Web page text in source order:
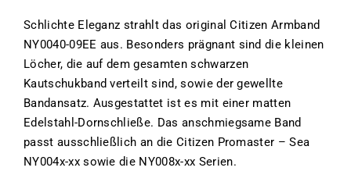
Schlichte Eleganz strahlt das original Citizen Armband
NY0040-09EE aus. Besonders prägnant sind die kleinen
Löcher, die auf dem gesamten schwarzen
Kautschukband verteilt sind, sowie der gewellte
Bandansatz. Ausgestattet ist es mit einer matten
Edelstahl-Dornschließe. Das anschmiegsame Band
passt ausschließlich an die Citizen Promaster – Sea
NY004x-xx sowie die NY008x-xx Serien.